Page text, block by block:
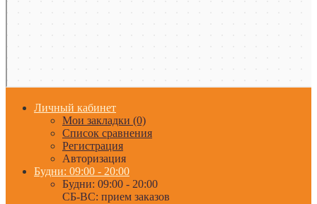
Личный кабинет
Мои закладки (0)
Список сравнения
Регистрация
Авторизация
Будни: 09:00 - 20:00
Будни: 09:00 - 20:00
СБ-ВС: прием заказов